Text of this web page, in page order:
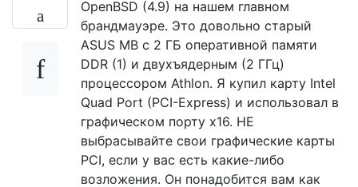
OpenBSD (4.9) на нашем главном
брандмауэре. Это довольно старый
ASUS MB с 2 ГБ оперативной памяти
DDR (1) и двухъядерным (2 ГГц)
процессором Athlon. Я купил карту Intel
Quad Port (PCI-Express) и использовал в
графическом порту x16. НЕ
выбрасывайте свои графические карты
PCI, если у вас есть какие-либо
возложения. Он понадобится вам как